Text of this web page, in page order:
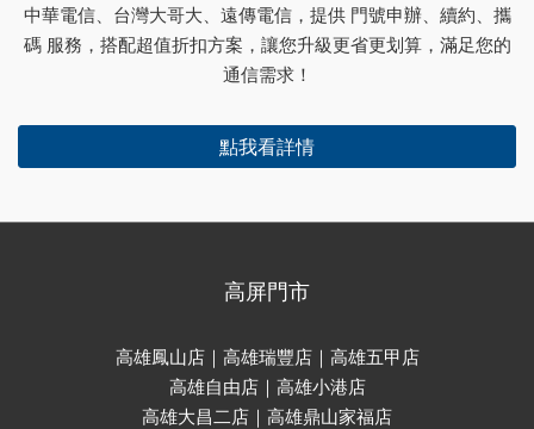
中華電信、台灣大哥大、遠傳電信，提供 門號申辦、續約、攜
碼 服務，搭配超值折扣方案，讓您升級更省更划算，滿足您的
通信需求！
點我看詳情
高屏門市
高雄鳳山店｜高雄瑞豐店｜高雄五甲店
高雄自由店｜高雄小港店
高雄大昌二店｜高雄鼎山家福店